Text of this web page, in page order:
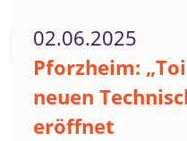
02.06.2025
Pforzheim:
neuen
eröffnet